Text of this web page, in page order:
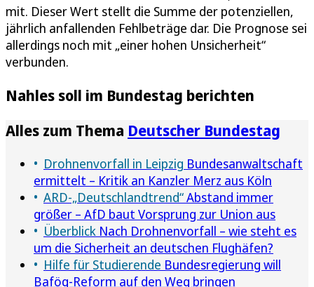
mit. Dieser Wert stellt die Summe der potenziellen,
jährlich anfallenden Fehlbeträge dar. Die Prognose sei
allerdings noch mit „einer hohen Unsicherheit“
verbunden.
Nahles soll im Bundestag berichten
Alles zum Thema Deutscher Bundestag
Drohnenvorfall in Leipzig Bundesanwaltschaft
ermittelt – Kritik an Kanzler Merz aus Köln
ARD-„Deutschlandtrend“Abstand immer
größer – AfD baut Vorsprung zur Union aus
Überblick Nach Drohnenvorfall – wie steht es
um die Sicherheit an deutschen Flughäfen?
Hilfe für Studierende Bundesregierung will
Bafög-Reform auf den Weg bringen